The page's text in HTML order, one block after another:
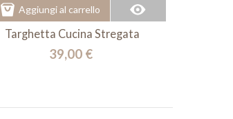
Aggiungi al carrello
Targhetta Cucina Stregata
39,00 €